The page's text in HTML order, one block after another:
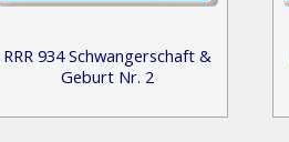
RRR 934 Schwangerschaft &
Geburt Nr. 2